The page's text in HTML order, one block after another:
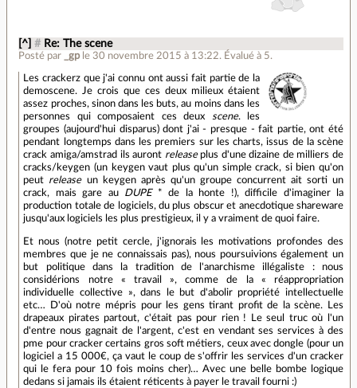
[^] # Re: The scene
Posté par _gp le 30 novembre 2015 à 13:22. Évalué à 5.
Les crackerz que j'ai connu ont aussi fait partie de la
demoscene. Je crois que ces deux milieux étaient
assez proches, sinon dans les buts, au moins dans les
personnes qui composaient ces deux
scene. les
groupes (aujourd'hui disparus) dont j'ai - presque - fait partie, ont été
pendant longtemps dans les premiers sur les charts, issus de la scène
crack amiga/amstrad ils auront releaseplus d'une dizaine de milliers de
cracks/keygen (un keygen vaut plus qu'un simple crack, si bien qu'on
peut releaseun keygen après qu'un groupe concurrent ait sorti un
crack, mais gare au DUPE* de la honte !), difficile d'imaginer la
production totale de logiciels, du plus obscur et anecdotique shareware
jusqu'aux logiciels les plus prestigieux, il y a vraiment de quoi faire.
Et nous (notre petit cercle, j'ignorais les motivations profondes des
membres que je ne connaissais pas), nous poursuivions également un
but politique dans la tradition de l'anarchisme illégaliste : nous
considérions notre « travail », comme de la « réappropriation
individuelle collective », dans le but d'abolir propriété intellectuelle
etc… D'où notre mépris pour les gens tirant profit de la scène. Les
drapeaux pirates partout, c'était pas pour rien ! Le seul truc où l'un
d'entre nous gagnait de l'argent, c'est en vendant ses services à des
pme pour cracker certains gros soft métiers, ceux avec dongle (pour un
logiciel a 15 000€, ça vaut le coup de s'offrir les services d'un cracker
qui le fera pour 10 fois moins cher)… Avec une belle bombe logique
dedans si jamais ils étaient réticents à payer le travail fourni :)